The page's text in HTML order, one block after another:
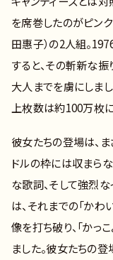
を席巻したのがピンク
田惠子）の2人組。
すると、その斬新な
大人までを虜にしま
上枚数は約100万枚
彼女たちの登場は、ま
ドルの枠には収まら
な歌詞、そして強烈な
は、それまでの「かわ
像を打ち破り、「かっ
ました。彼女たちの登